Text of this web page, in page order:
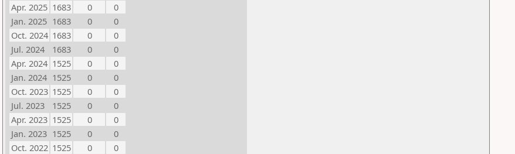
Apr. 2025 1683 0
0
Jan. 2025 1683 0
0
Oct. 2024 1683 0
0
Jul. 2024
1683 0
0
Apr. 2024 1525 0
0
Jan. 2024 1525 0
0
Oct. 2023 1525 0
0
Jul. 2023
1525 0
0
Apr. 2023 1525 0
0
Jan. 2023 1525 0
0
Oct. 2022 1525 0
0